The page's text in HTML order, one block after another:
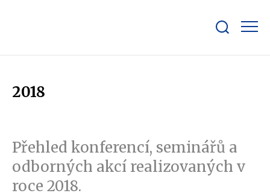
bar
2018
Přehled konferencí, seminářů a
odborných akcí realizovaných v
roce 2018.